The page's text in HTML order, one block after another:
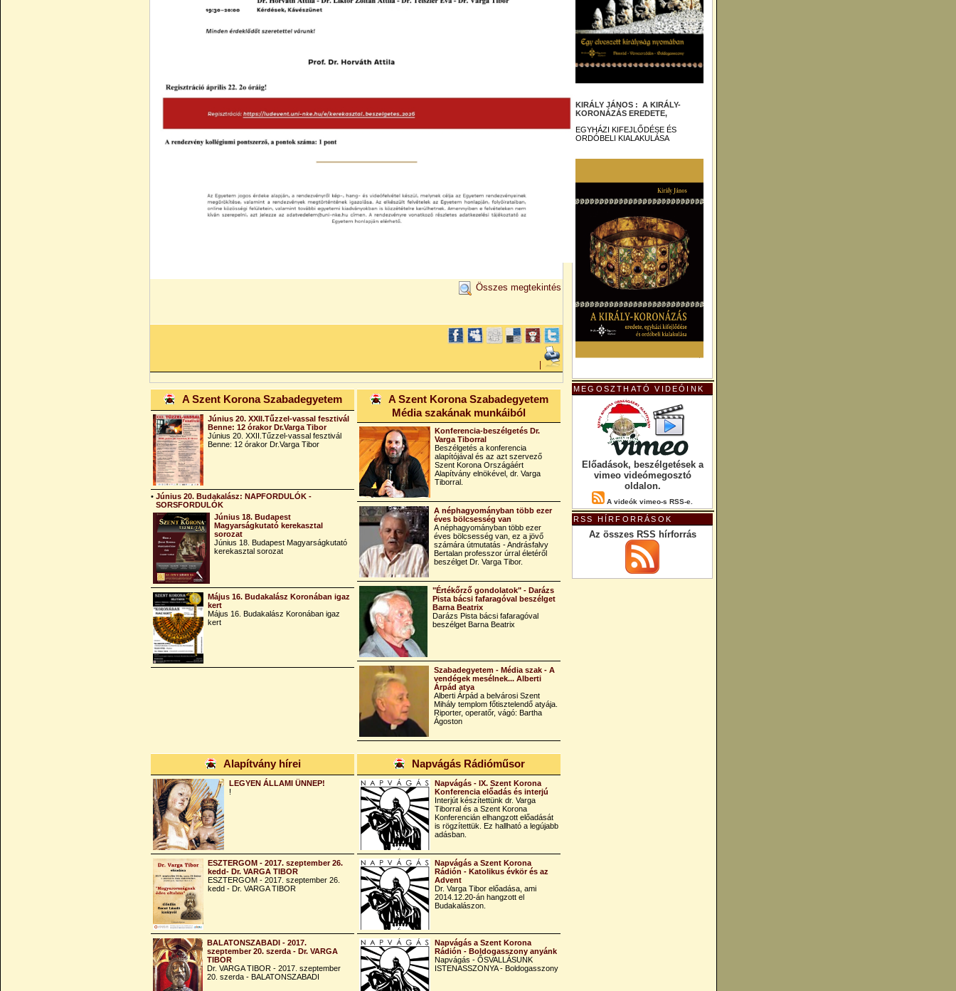
Összes megtekintés
A Szent Korona Szabadegyetem
Június 20. XXII.Tűzzel-vassal fesztivál
Benne: 12 órakor Dr.Varga Tibor
Június 20. XXII.Tűzzel-vassal fesztivál
Benne: 12 órakor Dr.Varga Tibor
• Június 20. Budakalász: NAPFORDULÓK -
SORSFORDULÓK
Június 18. Budapest
Magyarságkutató kerekasztal
sorozat
Június 18. Budapest Magyarságkutató
kerekasztal sorozat
Május 16. Budakalász Koronában igaz
kert
Május 16. Budakalász Koronában igaz
kert
A Szent Korona Szabadegyetem
Média szakának munkáiból
Konferencia-beszélgetés Dr.
Varga Tiborral
Beszélgetés a konferencia
alapítójával és az azt szervező
Szent Korona Országáért
Alapítvány elnökével, dr. Varga
Tiborral.
A néphagyományban több ezer
éves bölcsesség van
A néphagyományban több ezer
éves bölcsesség van, ez a jövő
számára útmutatás - Andrásfalvy
Bertalan professzor úrral életéről
beszélget Dr. Varga Tibor.
"Értékőrző gondolatok" - Darázs
Pista bácsi fafaragóval beszélget
Barna Beatrix
Darázs Pista bácsi fafaragóval
beszélget Barna Beatrix
Szabadegyetem - Média szak - A
vendégek mesélnek... Alberti
Árpád atya
Alberti Árpád a belvárosi Szent
Mihály templom főtisztelendő atyája.
Riporter, operatőr, vágó: Bartha
Ágoston
Alapítvány hírei
LEGYEN ÁLLAMI ÜNNEP!
!
ESZTERGOM - 2017. szeptember 26.
kedd- Dr. VARGA TIBOR
ESZTERGOM - 2017. szeptember 26.
kedd - Dr. VARGA TIBOR
BALATONSZABADI - 2017.
szeptember 20. szerda - Dr. VARGA
TIBOR
Dr. VARGA TIBOR - 2017. szeptember
20. szerda - BALATONSZABADI
Napvágás Rádióműsor
Napvágás - IX. Szent Korona
Konferencia előadás és interjú
Interjút készítettünk dr. Varga
Tiborral és a Szent Korona
Konferencián elhangzott előadását
is rögzítettük. Ez hallható a legújabb
adásban.
Napvágás a Szent Korona
Rádión - Katolikus évkör és az
Advent
Dr. Varga Tibor előadása, ami
2014.12.20-án hangzott el
Budakalászon.
Napvágás a Szent Korona
Rádión - Boldogasszony anyánk
Napvágás - ŐSVALLÁSUNK
ISTENASSZONYA - Boldogasszony
KIRÁLY JÁNOS : A KIRÁLY-
KORONÁZÁS EREDETE,
EGYHÁZI KIFEJLŐDÉSE ÉS
ORDÓBELI KIALAKULÁSA
MEGOSZTHATÓ VIDEÓINK
Előadások, beszélgetések a
vimeo videómegosztó
oldalon.
A videók vimeo-s RSS-e.
RSS HÍRFORRÁSOK
Az összes RSS hírforrás